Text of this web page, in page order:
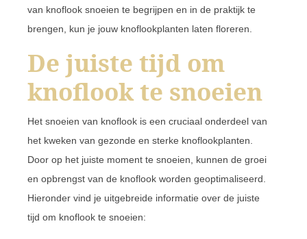
van knoflook snoeien te begrijpen en in de praktijk te
brengen, kun je jouw knoflookplanten laten floreren.
De juiste tijd om
knoflook te snoeien
Het snoeien van knoflook is een cruciaal onderdeel van
het kweken van gezonde en sterke knoflookplanten.
Door op het juiste moment te snoeien, kunnen de groei
en opbrengst van de knoflook worden geoptimaliseerd.
Hieronder vind je uitgebreide informatie over de juiste
tijd om knoflook te snoeien: